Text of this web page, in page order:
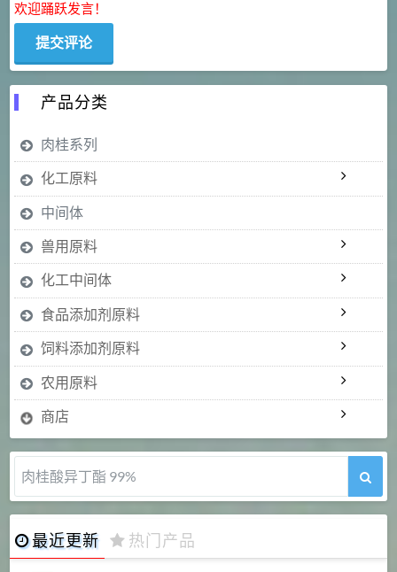
欢迎踊跃发言！
产品分类
肉桂系列
化工原料
中间体
兽用原料
化工中间体
食品添加剂原料
饲料添加剂原料
农用原料
商店
肉桂醛 99%
最近更新 热门产品